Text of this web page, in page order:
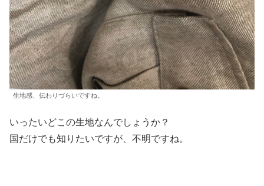
生地感、伝わりづらいですね。
いったいどこの生地なんでしょうか？
国だけでも知りたいですが、不明ですね。